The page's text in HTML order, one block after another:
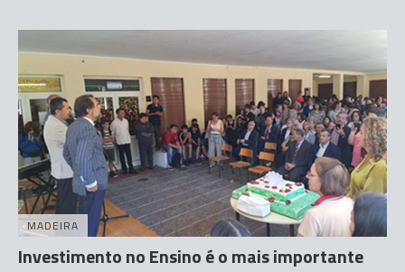
MADEIRA
Investimento no Ensino é o mais importante